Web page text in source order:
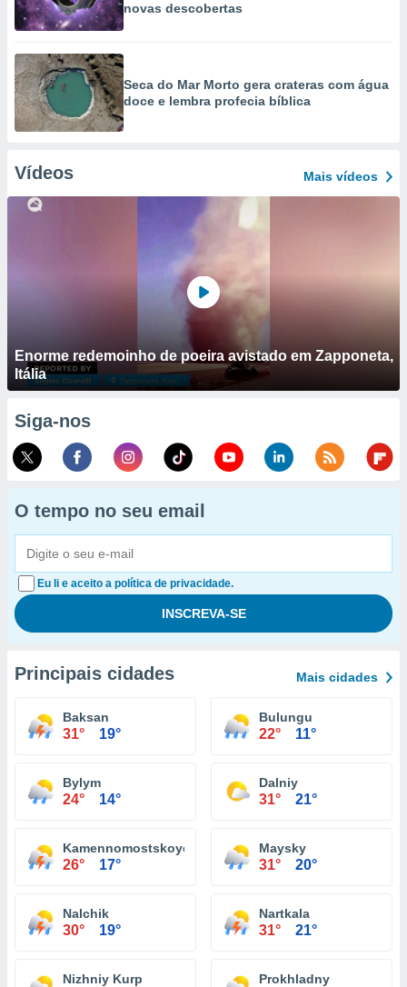
novas descobertas
Seca do Mar Morto gera crateras com água
doce e lembra profecia bíblica
Vídeos Mais vídeos
Enorme redemoinho de poeira avistado em Zapponeta,
Itália
Siga-nos
O tempo no seu email
Eu li e aceito a política de privacidade.
Principais cidades Mais cidades
Baksan
31° 19°
Bulungu
22° 11°
Bylym
24° 14°
Dalniy
31° 21°
Kamennomostskoye
26° 17°
Maysky
31° 20°
Nalchik
30° 19°
Nartkala
31° 21°
Nizhniy Kurp Prokhladny